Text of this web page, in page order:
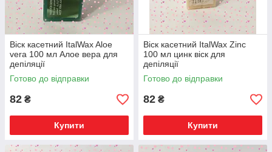
Віск касетний ItalWax Aloe
vera 100 мл Алое вера для
депіляції
Готово до відправки
82 ₴
Купити
Віск касетний ItalWax Zinc
100 мл цинк віск для
депіляції
Готово до відправки
82 ₴
Купити